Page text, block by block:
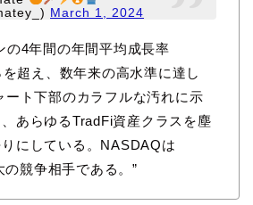
March 1, 2024
の4年間の年間平均成長率
を超え、数年来の高水準に達し
ート下部のカラフルな汚れに示
あらゆるTradFi資産クラスを塵
にしている。NASDAQは
競争相手である。”